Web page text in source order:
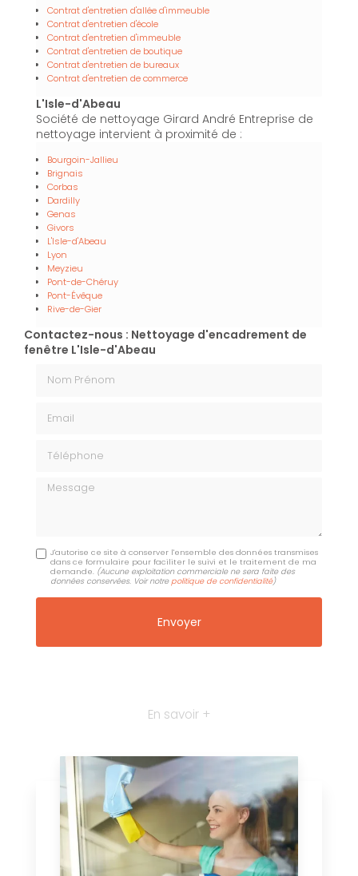
Contrat d'entretien d'allée d'immeuble
Contrat d'entretien d'école
Contrat d'entretien d'immeuble
Contrat d'entretien de boutique
Contrat d'entretien de bureaux
Contrat d'entretien de commerce
L'Isle-d'Abeau
Société de nettoyage Girard André Entreprise de
nettoyage intervient à proximité de :
Bourgoin-Jallieu
Brignais
Corbas
Dardilly
Genas
Givors
L'Isle-d'Abeau
Lyon
Meyzieu
Pont-de-Chéruy
Pont-Évêque
Rive-de-Gier
Contactez-nous : Nettoyage d'encadrement de
fenêtre L'Isle-d'Abeau
Message
J'autorise ce site à conserver l'ensemble des données transmises
dans ce formulaire pour faciliter le suivi et le traitement de ma
demande. (Aucune exploitation commerciale ne sera faite des
données conservées. Voir notre politique de confidentialité)
En savoir +